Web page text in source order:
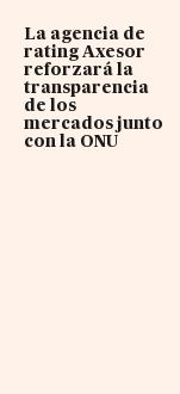
La agencia de
rating Axesor
reforzará la
transparencia
de los
mercados junto
con la ONU